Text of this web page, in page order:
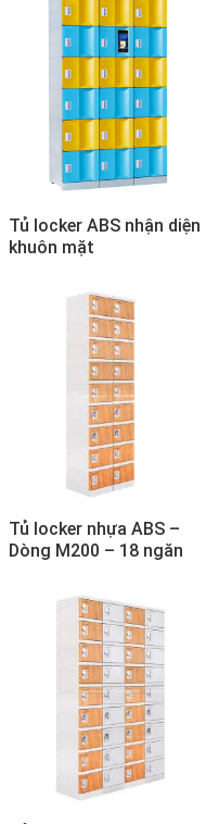
Tủ locker ABS nhận diện
khuôn mặt
Tủ locker nhựa ABS –
Dòng M200 – 18 ngăn